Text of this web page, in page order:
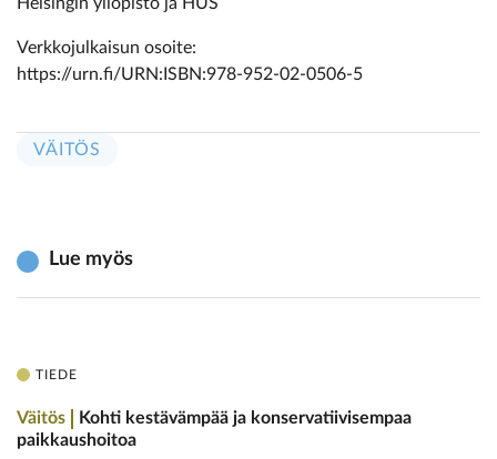
Verkkojulkaisun osoite:
https://urn.fi/URN:ISBN:978-952-02-0506-5
VÄITÖS
Lue myös
TIEDE
Väitös
Kohti kestävämpää ja konservatiivisempaa
paikkaushoitoa